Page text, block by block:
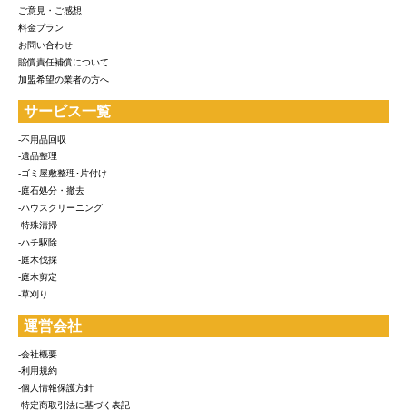
ご意見・ご感想
料金プラン
お問い合わせ
賠償責任補償について
加盟希望の業者の方へ
サービス一覧
-不用品回収
-遺品整理
-ゴミ屋敷整理･片付け
-庭石処分・撤去
-ハウスクリーニング
-特殊清掃
-ハチ駆除
-庭木伐採
-庭木剪定
-草刈り
運営会社
-会社概要
-利用規約
-個人情報保護方針
-特定商取引法に基づく表記